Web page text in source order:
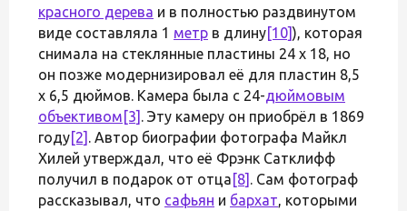
красного дерева и в полностью раздвинутом
виде составляла 1 метр в длину[10]), которая
снимала на стеклянные пластины 24 x 18, но
он позже модернизировал её для пластин 8,5
x 6,5 дюймов. Камера была с 24-дюймовым
объективом [3] . Эту камеру он приобрёл в 1869
году[2] . Автор биографии фотографа Майкл
Хилей утверждал, что её Фрэнк Сатклифф
получил в подарок от отца [8] . Сам фотограф
рассказывал, что сафьян и бархат, которыми